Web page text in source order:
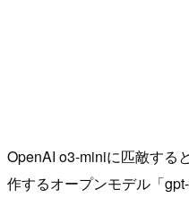
OpenAI o3-miniに匹敵する
作するオープンモデル「gpt-